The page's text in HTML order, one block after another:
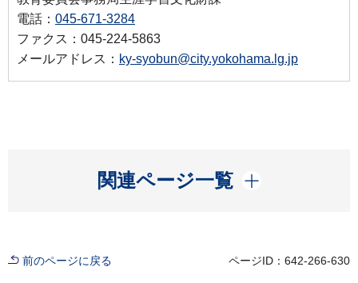
電話： 045-671-3284
ファクス：045-224-5863
メールアドレス： ky-syobun@city.yokohama.lg.jp
関連ページ一覧
開く
前のページに戻る ページID：642-266-630